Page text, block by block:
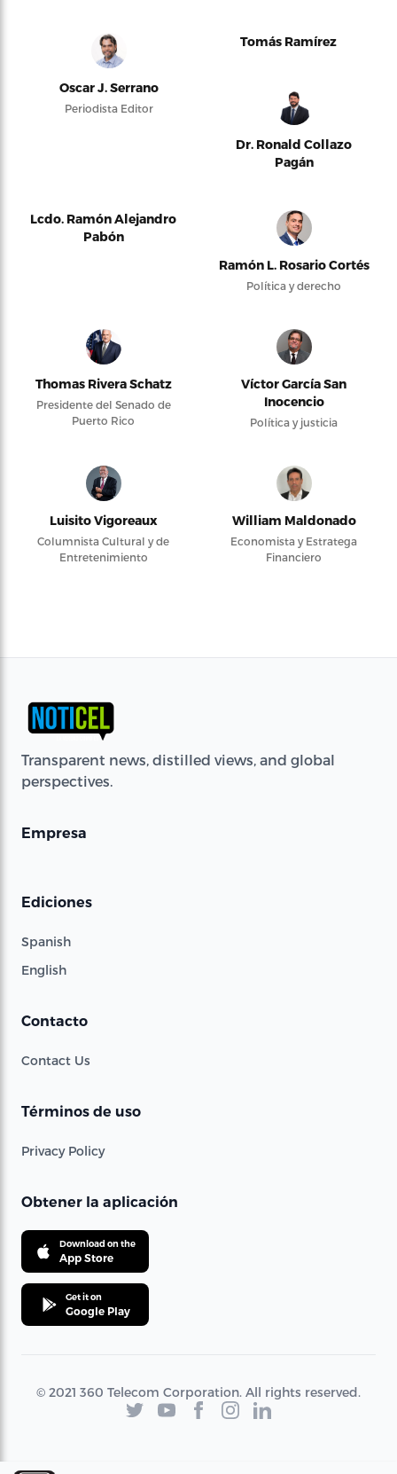
Oscar J. Serrano
Periodista Editor
Tomás Ramírez
Dr. Ronald Collazo
Pagán
Lcdo. Ramón Alejandro
Pabón
Ramón L. Rosario Cortés
Política y derecho
Thomas Rivera Schatz
Presidente del Senado de
Puerto Rico
Víctor García San
Inocencio
Política y justicia
Luisito Vigoreaux
Columnista Cultural y de
Entretenimiento
William Maldonado
Economista y Estratega
Financiero
Transparent news, distilled views, and global
perspectives.
Empresa
Ediciones
Spanish
English
Contacto
Contact Us
Términos de uso
Privacy Policy
Obtener la aplicación
Download on the
App Store
Get it on
Google Play
© 2021 360 Telecom Corporation. All rights reserved.